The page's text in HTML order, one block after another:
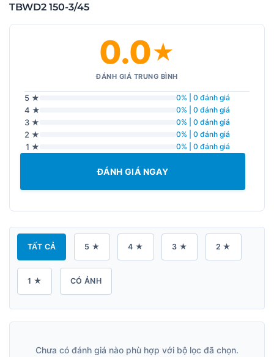
TBWD2 150-3/45
0.0★
ĐÁNH GIÁ TRUNG BÌNH
5 ★ 0% | 0 đánh giá
4 ★ 0% | 0 đánh giá
3 ★ 0% | 0 đánh giá
2 ★ 0% | 0 đánh giá
1 ★ 0% | 0 đánh giá
ĐÁNH GIÁ NGAY
TẤT CẢ 5 ★ 4 ★ 3 ★ 2 ★
1 ★ CÓ ẢNH
Chưa có đánh giá nào phù hợp với bộ lọc đã chọn.